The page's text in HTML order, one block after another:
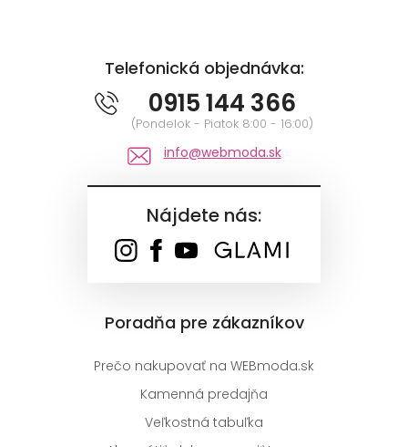
Telefonická objednávka:
0915 144 366
(Pondelok - Piatok 8:00 - 16:00)
info@webmoda.sk
Nájdete nás:
Poradňa pre zákazníkov
Prečo nakupovať na WEBmoda.sk
Kamenná predajňa
Veľkostná tabuľka